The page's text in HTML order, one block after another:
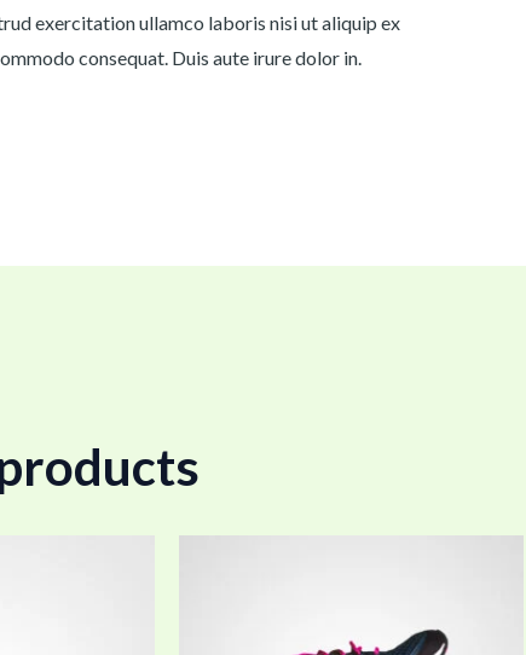
exercitation ullamco laboris nisi ut aliquip ex
consequat. Duis aute irure dolor in.